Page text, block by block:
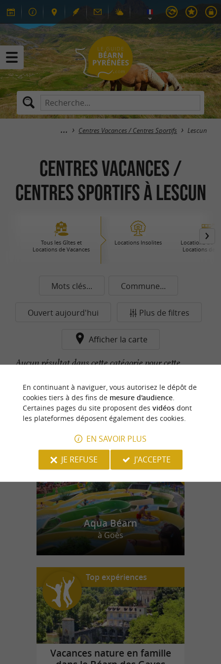
Centres Vacances / Centres Sportifs Lescun
Centres Vacances /
Centres Sportifs à Lescun
Tous les Gîtes et
Locations de Vacances
Locations Insolites
Locations de
Locations de
Mots clés... Commune...
Ouvert aujourd'hui Plus de filtres
Afficher la carte
Aucun résultat dans cette catégorie pour cette
n
o
t
r
e
c
o
u
p
d
e
c
o
e
u
r
Aqua Béarn
à Goès
Top expériences
Vacances nature en famille
En continuant à naviguer, vous autorisez le dépôt de
cookies tiers à des fins de mesure d'audience.
Certaines pages du site proposent des vidéosdont
les plateformes déposent également des cookies.
EN SAVOIR PLUS
JE REFUSE
J'ACCEPTE